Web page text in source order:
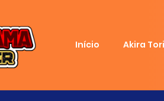
Início Akira